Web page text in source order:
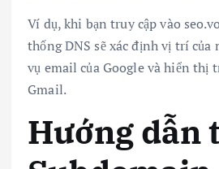
Ví dụ, khi bạn truy cập vào
thống DNS sẽ xác định vị trí của
vụ email của Google và hiển thị
Gmail.
Hướng dẫn